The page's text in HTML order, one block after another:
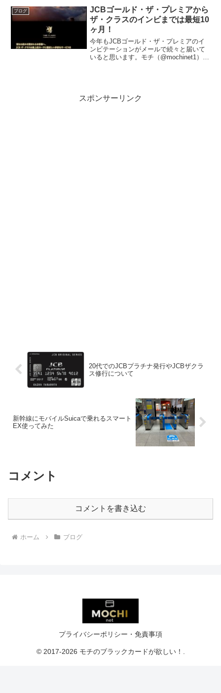
ブログ
JCBゴールド・ザ・プレミアから
ザ・クラスのインビまでは最短10
ヶ月！
今年もJCBゴールド・ザ・プレミアのイ
ンビテーションがメールで続々と届いて
いると思います。モチ（@mochinet1）自
スポンサーリンク
20代でのJCBプラチナ発行やJCBザクラ
ス修行について
新幹線にモバイルSuicaで乗れるスマート
EX使ってみた
コメント
コメントを書き込む
ホーム ブログ
プライバシーポリシー・免責事項
© 2017-2026 モチのブラックカードが欲しい！.